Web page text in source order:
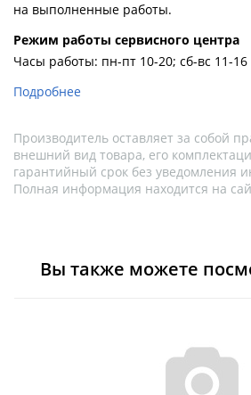
на выполненные работы.
Pежим работы сервисного центра
Часы работы: пн-пт 10-20; сб-вс 11-16
Подробнее
Производитель оставляет за собой
внешний вид товара, его
гарантийный срок без уведомления
Полная информация находится на
Вы также можете